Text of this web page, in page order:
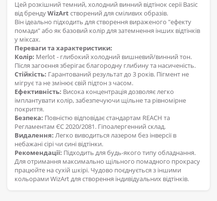
Цей розкішний темний, холодний винний відтінок серії Basic
від брендуWizArtстворений для сміливих образів.
Він ідеально підходить для створення вираженого "ефекту
помади" або як базовий колір для затемнення інших відтінків
у міксах.
Переваги та характеристики:
Колір: Merlot - глибокий холодний вишневий/винний тон.
Після загоєння зберігає благородну глибину та насиченість.
Стійкість: Гарантований результат до 3 років. Пігмент не
мігрує та не змінює свій підтон з часом.
Ефективність: Висока концентрація дозволяє легко
імплантувати колір, забезпечуючи щільне та рівномірне
покриття.
Безпека: Повністю відповідає стандартам REACH та
Регламентам ЄС 2020/2081. Гіпоалергенний склад.
Видалення: Легко виводиться лазером без інверсії в
небажані сірі чи сині відтінки.
Рекомендації: Підходить для будь-якого типу обладнання.
Для отримання максимально щільного помадного прокрасу
працюйте на сухій шкірі. Чудово поєднується з іншими
кольорами WizArt для створення індивідуальних відтінків.